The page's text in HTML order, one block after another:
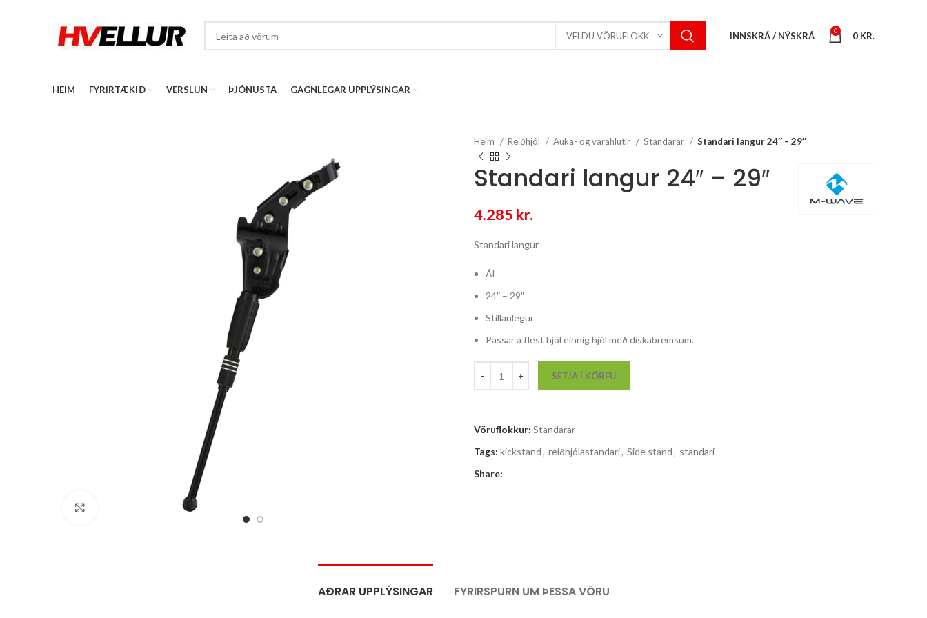
VELDU VÖRUFLOKK INNSKRÁ / NÝSKRÁ 0 0 KR.
HEIM FYRIRTÆKIÐ VERSLUN ÞJÓNUSTA GAGNLEGAR UPPLÝSINGAR
Heim Reiðhjól Auka- og varahlutir Standarar Standari langur 24″ – 29″
Standari langur 24″ – 29″
4.285 kr.
Standari langur
Ál
24″ – 29″
Stillanlegur
Passar á flest hjól einnig hjól með diskabremsum.
SETJA Í KÖRFU
Vöruflokkur: Standarar
Tags: kickstand, reiðhjólastandari, Side stand, standari
Share:
AÐRAR UPPLÝSINGAR FYRIRSPURN UM ÞESSA VÖRU